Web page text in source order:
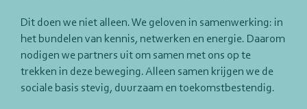
Dit doen we niet alleen. We geloven in samenwerking: in
het bundelen van kennis, netwerken en energie. Daarom
nodigen we partners uit om samen met ons op te
trekken in deze beweging. Alleen samen krijgen we de
sociale basis stevig, duurzaam en toekomstbestendig.